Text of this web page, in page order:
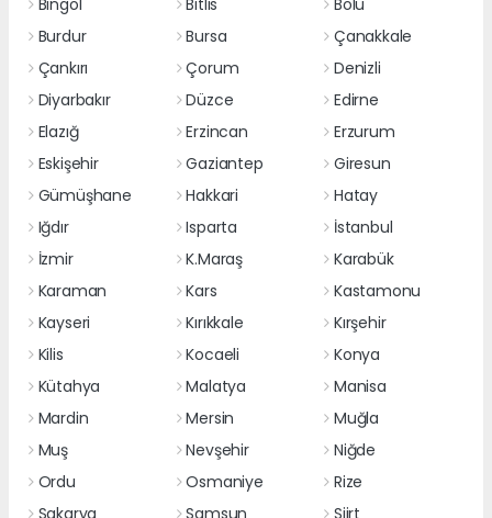
Burdur
Bursa
Çanakkale
Çankırı
Çorum
Denizli
Diyarbakır
Düzce
Edirne
Elazığ
Erzincan
Erzurum
Eskişehir
Gaziantep
Giresun
Gümüşhane
Hakkari
Hatay
Iğdır
Isparta
İstanbul
İzmir
K.Maraş
Karabük
Karaman
Kars
Kastamonu
Kayseri
Kırıkkale
Kırşehir
Kilis
Kocaeli
Konya
Kütahya
Malatya
Manisa
Mardin
Mersin
Muğla
Muş
Nevşehir
Niğde
Ordu
Osmaniye
Rize
Sakarya
Samsun Siirt